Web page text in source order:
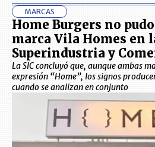
MARCAS
Home Burgers no
marca Vila Homes en
Superindustria y
La SIC concluyó que, aunque ambas
expresión “Home”, los signos
cuando se analizan en conjunto